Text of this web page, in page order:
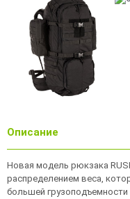
Описание
Новая модель рюкзака
распределением веса,
большей